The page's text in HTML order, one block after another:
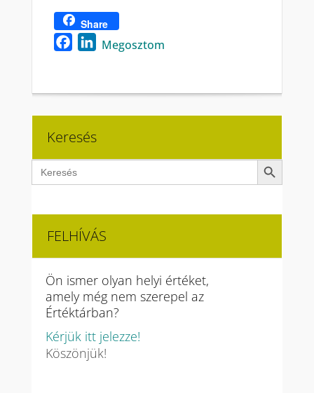
Share
FacebookLinkedIn
Megosztom
Keresés
Search
for:
Search Button
FELHÍVÁS
Ön ismer olyan helyi értéket,
amely még nem szerepel az
Értéktárban?
Kérjük itt jelezze!
Köszönjük!